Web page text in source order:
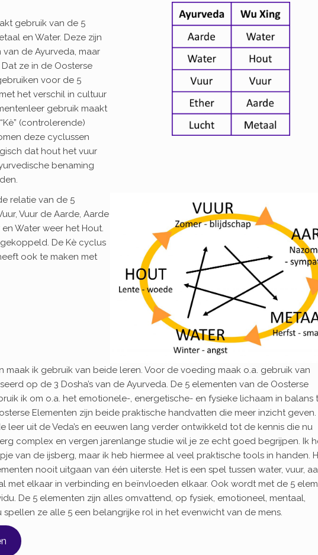
gebruik van de 5
en Water. Deze zijn
de Ayurveda, maar
ze in de Oosterse
voor de 5
het verschil in cultuur
gebruik maakt
(controlerende)
deze cyclussen
dat hout het vuur
benaming
relatie van de 5
Vuur de Aarde, Aarde
Water weer het Hout.
De Kè cyclus
ook te maken met
maak ik gebruik van beide leren. Voor de voeding maak o.a. gebruik van
op de 3 Dosha’s van de Ayurveda. De 5 elementen van de Oosterse
ik om o.a. het emotionele-, energetische- en fysieke lichaam in balans
Elementen zijn beide praktische handvatten die meer inzicht
leer uit de Veda’s en eeuwen lang verder ontwikkeld tot de kennis die nu
complex en vergen jarenlange studie wil je ze echt goed begrijpen. Ik
van de ijsberg, maar ik heb hiermee al veel praktische tools in handen.
nooit uitgaan van één uiterste. Het is een spel tussen water, vuur,
met elkaar in verbinding en beïnvloeden elkaar. Ook wordt met de 5
De 5 elementen zijn alles omvattend, op fysiek, emotioneel, mentaal,
ze alle 5 een belangrijke rol in het evenwicht van de mens.